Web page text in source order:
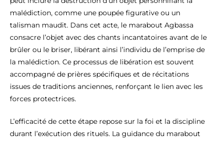
malédiction, comme une poupée figurative ou un
talisman maudit. Dans cet acte, le marabout Agbassa
consacre l’objet avec des chants incantatoires avant de le
brûler ou le briser, libérant ainsi l’individu de l’emprise de
la malédiction. Ce processus de libération est souvent
accompagné de prières spécifiques et de récitations
issues de traditions anciennes, renforçant le lien avec les
forces protectrices.
L’efficacité de cette étape repose sur la foi et la discipline
durant l’exécution des rituels. La guidance du marabout